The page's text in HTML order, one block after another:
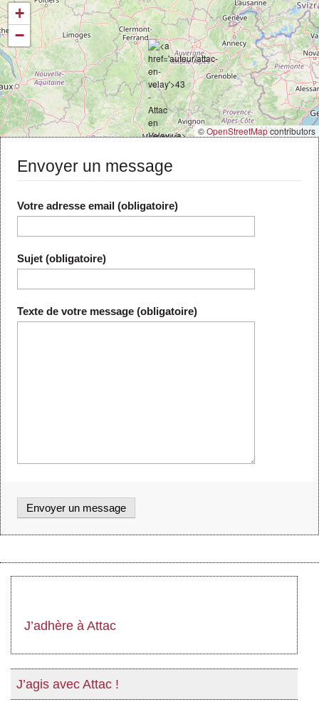
+
−
©OpenStreetMapcontributors
Envoyer un message
Votre adresse email (obligatoire)
Sujet (obligatoire)
Texte de votre message (obligatoire)
J’adhère à Attac
J’agis avec Attac !